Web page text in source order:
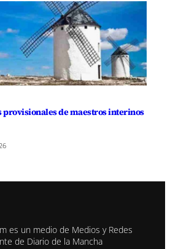
provisionales de maestros interinos
es un medio de Medios y Redes
de Diario de la Mancha